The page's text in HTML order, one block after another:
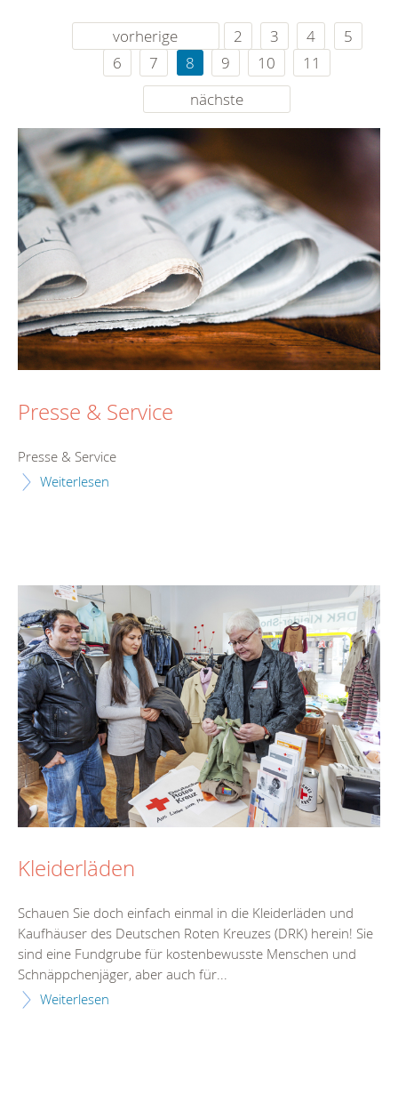
vorherige 2 3 4
5
6
7 8 9 10
11
nächste
Presse & Service
Presse & Service
Weiterlesen
Kleiderläden
Schauen Sie doch einfach einmal in die Kleiderläden und
Kaufhäuser des Deutschen Roten Kreuzes (DRK) herein! Sie
sind eine Fundgrube für kostenbewusste Menschen und
Schnäppchenjäger, aber auch für...
Weiterlesen